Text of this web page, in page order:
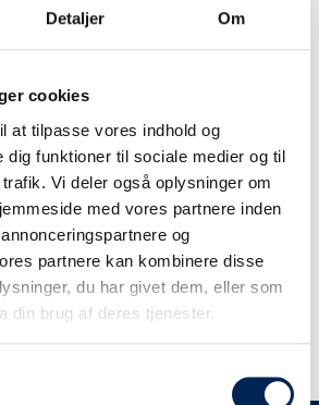
Detaljer Om
cookies
at tilpasse vores indhold og
dig funktioner til sociale medier og til
Vi deler også oplysninger om
med vores partnere inden
og
partnere kan kombinere disse
du har givet dem, eller som
din brug af deres tjenester.